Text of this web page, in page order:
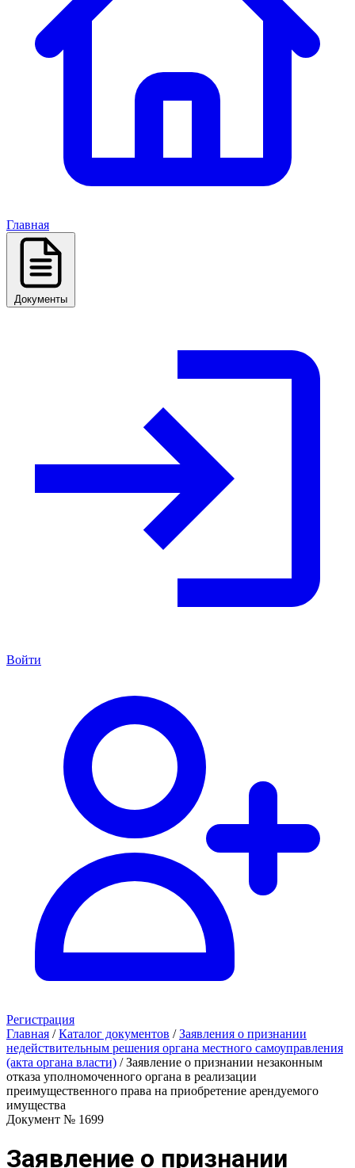
Главная
Документы
Войти
Регистрация
Главная / Каталог документов / Заявления о признании
недействительным решения органа местного самоуправления
(акта органа власти) / Заявление о признании незаконным
отказа уполномоченного органа в реализации
преимущественного права на приобретение арендуемого
имущества
Документ № 1699
Заявление о признании